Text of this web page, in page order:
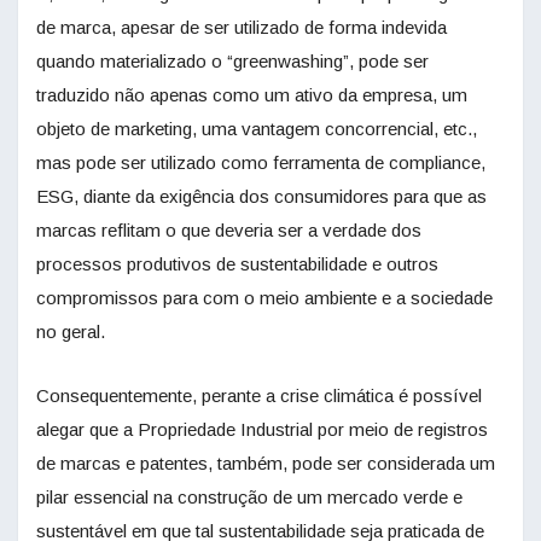
de marca, apesar de ser utilizado de forma indevida
quando materializado o “greenwashing”, pode ser
traduzido não apenas como um ativo da empresa, um
objeto de marketing, uma vantagem concorrencial, etc.,
mas pode ser utilizado como ferramenta de compliance,
ESG, diante da exigência dos consumidores para que as
marcas reflitam o que deveria ser a verdade dos
processos produtivos de sustentabilidade e outros
compromissos para com o meio ambiente e a sociedade
no geral.
Consequentemente, perante a crise climática é possível
alegar que a Propriedade Industrial por meio de registros
de marcas e patentes, também, pode ser considerada um
pilar essencial na construção de um mercado verde e
sustentável em que tal sustentabilidade seja praticada de